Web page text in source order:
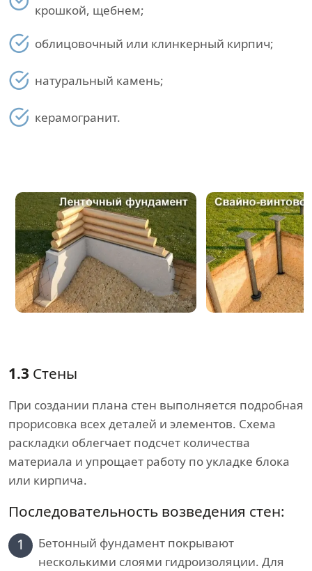
крошкой, щебнем;
облицовочный или клинкерный кирпич;
натуральный камень;
керамогранит.
1.3 Стены
При создании плана стен выполняется подробная
прорисовка всех деталей и элементов. Схема
раскладки облегчает подсчет количества
материала и упрощает работу по укладке блока
или кирпича.
Последовательность возведения стен:
1
Бетонный фундамент покрывают
несколькими слоями гидроизоляции. Для